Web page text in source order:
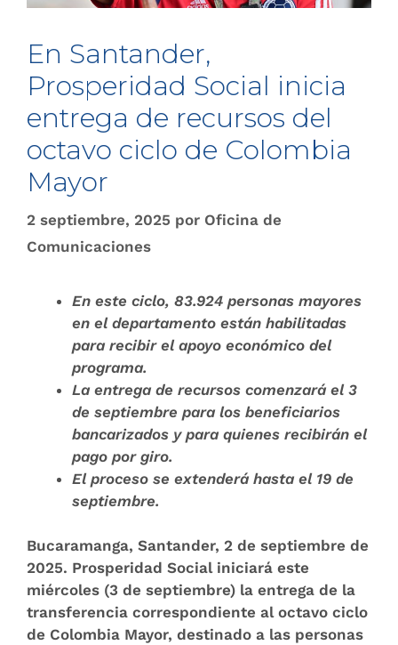
En Santander,
Prosperidad Social inicia
entrega de recursos del
octavo ciclo de Colombia
Mayor
2 septiembre, 2025 por Oficina de
Comunicaciones
En este ciclo, 83.924 personas mayores
en el departamento están habilitadas
para recibir el apoyo económico del
programa.
La entrega de recursos comenzará el 3
de septiembre para los beneficiarios
bancarizados y para quienes recibirán el
pago por giro.
El proceso se extenderá hasta el 19 de
septiembre.
Bucaramanga, Santander, 2 de septiembre de
2025. Prosperidad Social iniciará este
miércoles (3 de septiembre) la entrega de la
transferencia correspondiente al octavo ciclo
de Colombia Mayor, destinado a las personas